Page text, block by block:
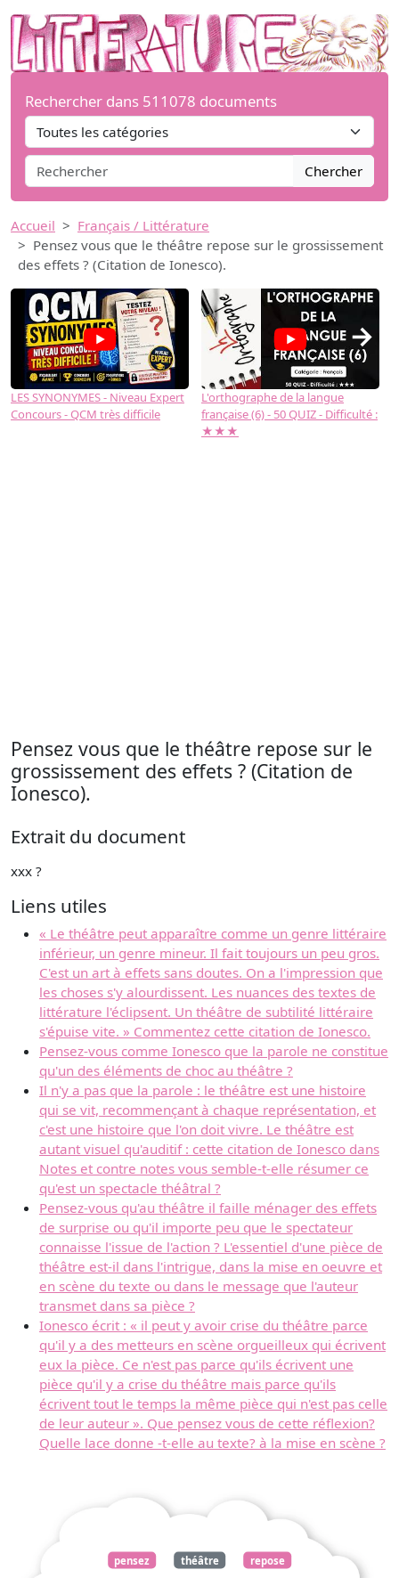
Rechercher dans 511078 documents
Chercher
Accueil
Français / Littérature
Pensez vous que le théâtre repose sur le grossissement
des effets ? (Citation de Ionesco).
LES SYNONYMES - Niveau Expert
Concours - QCM très difficile
L'orthographe de la langue
française (6) - 50 QUIZ - Difficulté :
★★★
→
Pensez vous que le théâtre repose sur le
grossissement des effets ? (Citation de
Ionesco).
Extrait du document
xxx ?
Liens utiles
« Le théâtre peut apparaître comme un genre littéraire
inférieur, un genre mineur. Il fait toujours un peu gros.
C'est un art à effets sans doutes. On a l'impression que
les choses s'y alourdissent. Les nuances des textes de
littérature l'éclipsent. Un théâtre de subtilité littéraire
s'épuise vite. » Commentez cette citation de Ionesco.
Pensez-vous comme Ionesco que la parole ne constitue
qu'un des éléments de choc au théâtre ?
Il n'y a pas que la parole : le théâtre est une histoire
qui se vit, recommençant à chaque représentation, et
c'est une histoire que l'on doit vivre. Le théâtre est
autant visuel qu'auditif : cette citation de Ionesco dans
Notes et contre notes vous semble-t-elle résumer ce
qu'est un spectacle théâtral ?
Pensez-vous qu'au théâtre il faille ménager des effets
de surprise ou qu'il importe peu que le spectateur
connaisse l'issue de l'action ? L'essentiel d'une pièce de
théâtre est-il dans l'intrigue, dans la mise en oeuvre et
en scène du texte ou dans le message que l'auteur
transmet dans sa pièce ?
Ionesco écrit : « il peut y avoir crise du théâtre parce
qu'il y a des metteurs en scène orgueilleux qui écrivent
eux la pièce. Ce n'est pas parce qu'ils écrivent une
pièce qu'il y a crise du théâtre mais parce qu'ils
écrivent tout le temps la même pièce qui n'est pas celle
de leur auteur ». Que pensez vous de cette réflexion?
Quelle lace donne -t-elle au texte? à la mise en scène ?
pensez théâtre repose